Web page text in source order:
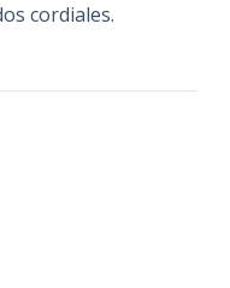
cordiales.